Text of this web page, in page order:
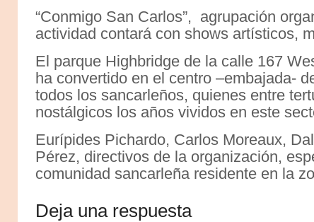
“Conmigo San Carlos”, agrupación
actividad contará con shows artísticos,
El parque Highbridge de la calle 167
ha convertido en el centro –embajada-
todos los sancarleños, quienes entre
nostálgicos los años vividos en este
Eurípides Pichardo, Carlos Moreaux,
Pérez, directivos de la organización,
comunidad sancarleña residente en la
Deja una respuesta